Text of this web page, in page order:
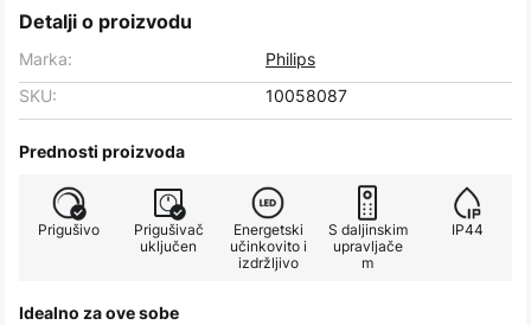
Detalji o proizvodu
Marka:
Philips
SKU:
10058087
Prednosti proizvoda
Prigušivo
Prigušivač
uključen
Energetski
učinkovito i
izdržljivo
S daljinskim
upravljače
m
IP44
Idealno za ove sobe